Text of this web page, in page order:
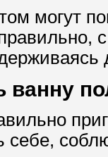
могут
ванну
себе,